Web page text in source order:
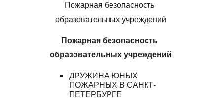
Пожарная безопасность
образовательных учреждений
Пожарная безопасность
образовательных учреждений
ДРУЖИНА ЮНЫХ
ПОЖАРНЫХ В САНКТ-
ПЕТЕРБУРГЕ